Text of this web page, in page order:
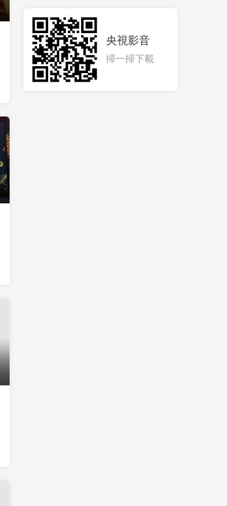
央視影音
掃一掃下載